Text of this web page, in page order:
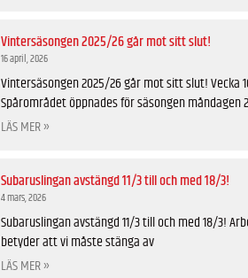
Vintersäsongen 2025/26 går mot sitt slut!
16 april, 2026
Vintersäsongen 2025/26 går mot sitt slut! Vecka
Spårområdet öppnades för säsongen måndagen
LÄS MER »
Subaruslingan avstängd 11/3 till och med 18/3!
4 mars, 2026
Subaruslingan avstängd 11/3 till och med 18/3!
betyder att vi måste stänga av
LÄS MER »